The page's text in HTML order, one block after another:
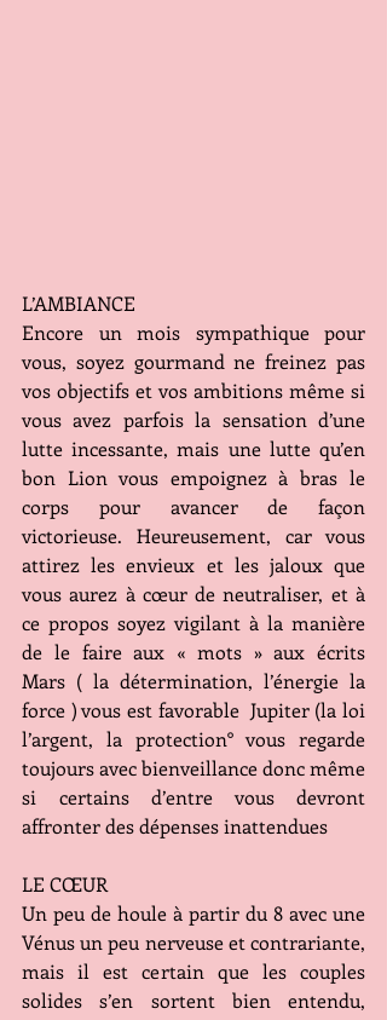
L’AMBIANCE
Encore un mois sympathique pour
vous, soyez gourmand ne freinez pas
vos objectifs et vos ambitions même si
vous avez parfois la sensation d’une
lutte incessante, mais une lutte qu’en
bon Lion vous empoignez à bras le
corps pour avancer de façon
victorieuse. Heureusement, car vous
attirez les envieux et les jaloux que
vous aurez à cœur de neutraliser, et à
ce propos soyez vigilant à la manière
de le faire aux « mots » aux écrits
Mars ( la détermination, l’énergie la
force ) vous est favorable  Jupiter (la loi
l’argent, la protection° vous regarde
toujours avec bienveillance donc même
si certains d’entre vous devront
affronter des dépenses inattendues
LE CŒUR
Un peu de houle à partir du 8 avec une
Vénus un peu nerveuse et contrariante,
mais il est certain que les couples
solides s’en sortent bien entendu,